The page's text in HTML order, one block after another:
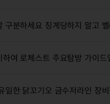
구분하세요 징계당하지 말고
하여 로체스트 주요탐방 가이
일한 닭꼬기오 금수저라인 장